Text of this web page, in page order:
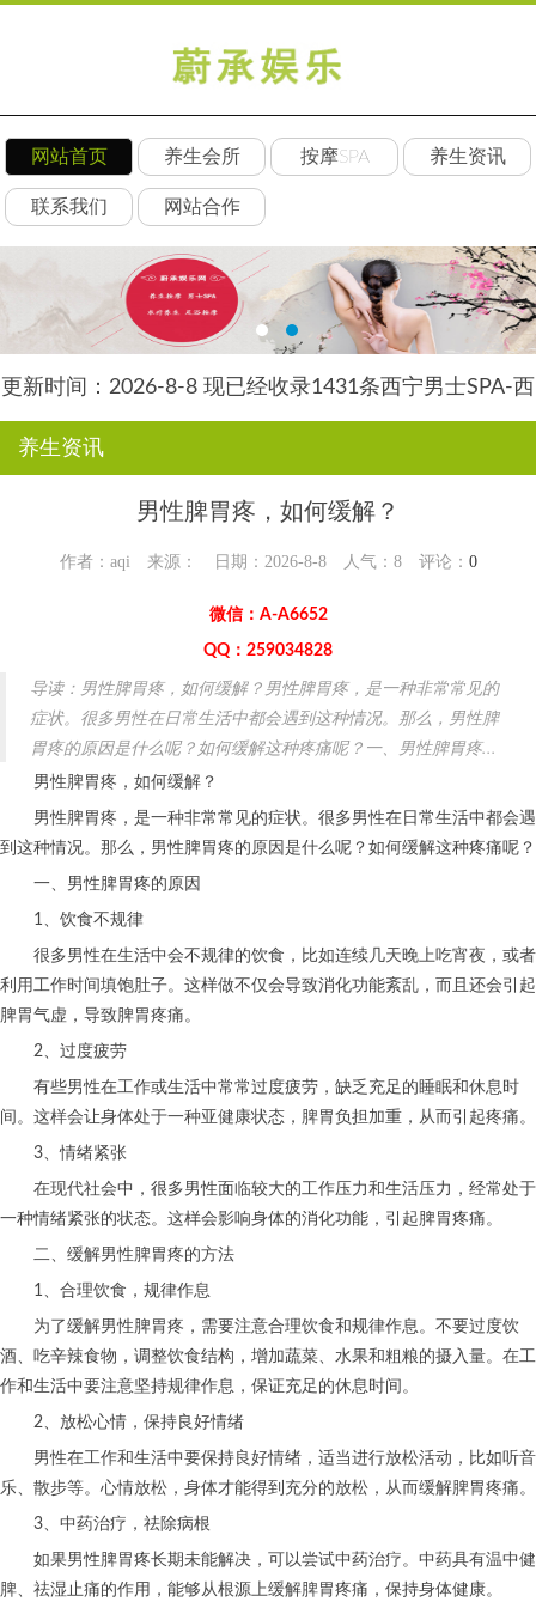
网站首页 养生会所 按摩SPA 养生资讯
联系我们 网站合作
更新时间：2026-8-8 现已经收录1431条西宁男士SPA-西
养生资讯
男性脾胃疼，如何缓解？
作者：aqi 来源： 日期：2026-8-8 人气： 8评论： 0
微信：A-A6652
QQ：259034828
导读：男性脾胃疼，如何缓解？男性脾胃疼，是一种非常常见的
症状。很多男性在日常生活中都会遇到这种情况。那么，男性脾
胃疼的原因是什么呢？如何缓解这种疼痛呢？一、男性脾胃疼...
男性脾胃疼，如何缓解？
男性脾胃疼，是一种非常常见的症状。很多男性在日常生活中都会遇
到这种情况。那么，男性脾胃疼的原因是什么呢？如何缓解这种疼痛呢？
一、男性脾胃疼的原因
1、饮食不规律
很多男性在生活中会不规律的饮食，比如连续几天晚上吃宵夜，或者
利用工作时间填饱肚子。这样做不仅会导致消化功能紊乱，而且还会引起
脾胃气虚，导致脾胃疼痛。
2、过度疲劳
有些男性在工作或生活中常常过度疲劳，缺乏充足的睡眠和休息时
间。这样会让身体处于一种亚健康状态，脾胃负担加重，从而引起疼痛。
3、情绪紧张
在现代社会中，很多男性面临较大的工作压力和生活压力，经常处于
一种情绪紧张的状态。这样会影响身体的消化功能，引起脾胃疼痛。
二、缓解男性脾胃疼的方法
1、合理饮食，规律作息
为了缓解男性脾胃疼，需要注意合理饮食和规律作息。不要过度饮
酒、吃辛辣食物，调整饮食结构，增加蔬菜、水果和粗粮的摄入量。在工
作和生活中要注意坚持规律作息，保证充足的休息时间。
2、放松心情，保持良好情绪
男性在工作和生活中要保持良好情绪，适当进行放松活动，比如听音
乐、散步等。心情放松，身体才能得到充分的放松，从而缓解脾胃疼痛。
3、中药治疗，祛除病根
如果男性脾胃疼长期未能解决，可以尝试中药治疗。中药具有温中健
脾、祛湿止痛的作用，能够从根源上缓解脾胃疼痛，保持身体健康。